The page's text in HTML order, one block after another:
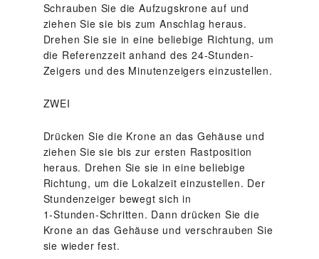
Schrauben Sie die Aufzugskrone auf und
ziehen Sie sie bis zum Anschlag heraus.
Drehen Sie sie in eine beliebige Richtung, um
die Referenzzeit anhand des 24-Stunden-
Zeigers und des Minuten­zeigers einzustellen.
ZWEI
Drücken Sie die Krone an das Gehäuse und
ziehen Sie sie bis zur ersten Rastposition
heraus. Drehen Sie sie in eine beliebige
Richtung, um die Lokalzeit einzustellen. Der
Stundenzeiger bewegt sich in
1‑Stunden‑Schritten. Dann drücken Sie die
Krone an das Gehäuse und verschrauben Sie
sie wieder fest.